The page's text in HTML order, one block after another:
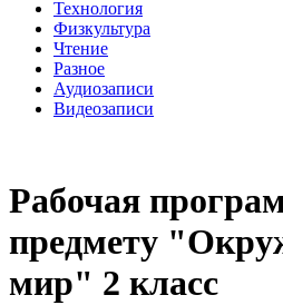
Технология
Физкультура
Чтение
Разное
Аудиозаписи
Видеозаписи
Рабочая
предмету
мир" 2 класс